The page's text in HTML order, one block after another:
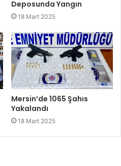
Deposunda Yangın
18 Mart 2025
Mersin’de 1065 Şahıs
Yakalandı
18 Mart 2025